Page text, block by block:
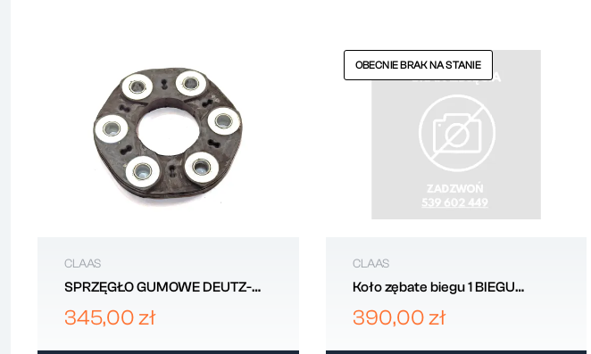
CLAAS
SPRZĘGŁO GUMOWE DEUTZ-
FAHR 06232106
345,00 zł
OBECNIE BRAK NA STANIE
CLAAS
Koło zębate biegu 1 BIEGU
CLAAS 655422
390,00 zł